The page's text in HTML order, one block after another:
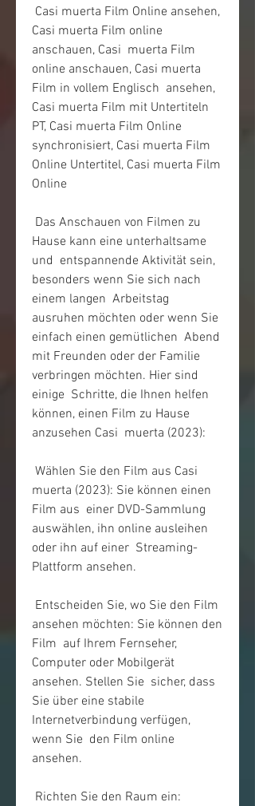
Casi muerta Film online
anschauen, Casi  muerta Film
online anschauen, Casi muerta
Film in vollem Englisch  ansehen,
Casi muerta Film mit Untertiteln
PT, Casi muerta Film Online
synchronisiert, Casi muerta Film
Online Untertitel, Casi muerta Film
Online
Hause kann eine unterhaltsame
und  entspannende Aktivität sein,
besonders wenn Sie sich nach
einem langen  Arbeitstag
ausruhen möchten oder wenn Sie
einfach einen gemütlichen  Abend
mit Freunden oder der Familie
verbringen möchten. Hier sind
einige  Schritte, die Ihnen helfen
können, einen Film zu Hause
anzusehen Casi  muerta (2023):
muerta (2023): Sie können einen
Film aus  einer DVD-Sammlung
auswählen, ihn online ausleihen
oder ihn auf einer  Streaming-
Plattform ansehen.
ansehen möchten: Sie können den
Film  auf Ihrem Fernseher,
Computer oder Mobilgerät
ansehen. Stellen Sie  sicher, dass
Sie über eine stabile
Internetverbindung verfügen,
wenn Sie  den Film online
ansehen.